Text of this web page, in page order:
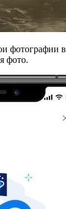
фотографии
фото.